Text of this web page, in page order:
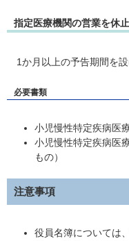
指定医療機関の営業を休
1か月以上の予告期間を
必要書類
小児慢性特定疾病医
小児慢性特定疾病医
もの）
注意事項
役員名簿については